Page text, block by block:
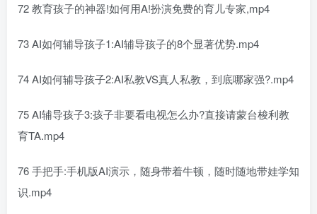
72 教育孩子的神器!如何用A!扮演免费的育儿专家,mp4
73 AI如何辅导孩子1:AI辅导孩子的8个显著优势.mp4
74 AI如何辅导孩子2:AI私教VS真人私教，到底哪家强?.mp4
75 AI辅导孩子3:孩子非要看电视怎么办?直接请蒙台梭利教
育TA.mp4
76 手把手:手机版AI演示，随身带着牛顿，随时随地带娃学知
识.mp4